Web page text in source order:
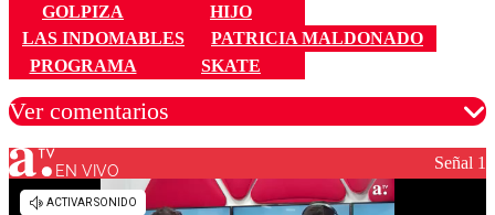
GOLPIZA
HIJO
LAS INDOMABLES
PATRICIA MALDONADO
PROGRAMA
SKATE
Ver comentarios
Los comentarios son moderados para garantizar un
diálogo respetuoso.
EN VIVO Señal 1